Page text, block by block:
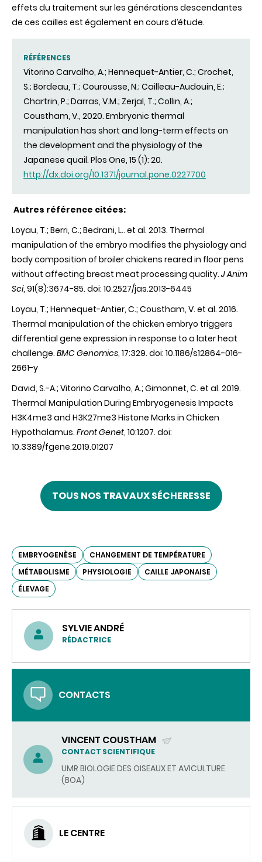
effets du traitement sur les générations descendantes
de ces cailles est également en cours d’étude.
RÉFÉRENCES
Vitorino Carvalho, A.; Hennequet-Antier, C.; Crochet,
S.; Bordeau, T.; Courousse, N.; Cailleau-Audouin, E.;
Chartrin, P.; Darras, V.M.; Zerjal, T.; Collin, A.;
Coustham, V., 2020. Embryonic thermal
manipulation has short and long-term effects on
the development and the physiology of the
Japanese quail. Plos One, 15 (1): 20.
http://dx.doi.org/10.1371/journal.pone.0227700
Autres référence citées:
Loyau, T.; Berri, C.; Bedrani, L.. et al. 2013. Thermal
manipulation of the embryo modifies the physiology and
body composition of broiler chickens reared in floor pens
without affecting breast meat processing quality. J Anim
Sci, 91(8):3674-85. doi: 10.2527/jas.2013-6445
Loyau, T.; Hennequet-Antier, C.; Coustham, V. et al. 2016.
Thermal manipulation of the chicken embryo triggers
differential gene expression in response to a later heat
challenge. BMC Genomics, 17:329. doi: 10.1186/s12864-016-
2661-y
David, S.-A.; Vitorino Carvalho, A.; Gimonnet, C. et al. 2019.
Thermal Manipulation During Embryogenesis Impacts
H3K4me3 and H3K27me3 Histone Marks in Chicken
Hypothalamus. Front Genet, 10:1207. doi:
10.3389/fgene.2019.01207
TOUS NOS TRAVAUX SÉCHERESSE
EMBRYOGENÈSE
CHANGEMENT DE TEMPÉRATURE
MÉTABOLISME
PHYSIOLOGIE
CAILLE JAPONAISE
ÉLEVAGE
SYLVIE ANDRÉ
RÉDACTRICE
CONTACTS
VINCENT COUSTHAM
(ENVOYER
UN
COURRIEL)
CONTACT SCIENTIFIQUE
UMR BIOLOGIE DES OISEAUX ET AVICULTURE
(BOA)
LE CENTRE